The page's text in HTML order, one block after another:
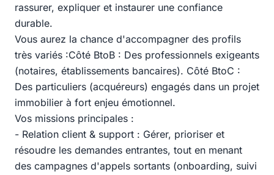
rassurer, expliquer et instaurer une confiance
durable.
Vous aurez la chance d'accompagner des profils
très variés :Côté BtoB : Des professionnels exigeants
(notaires, établissements bancaires). Côté BtoC :
Des particuliers (acquéreurs) engagés dans un projet
immobilier à fort enjeu émotionnel.
Vos missions principales :
- Relation client & support : Gérer, prioriser et
résoudre les demandes entrantes, tout en menant
des campagnes d'appels sortants (onboarding, suivi